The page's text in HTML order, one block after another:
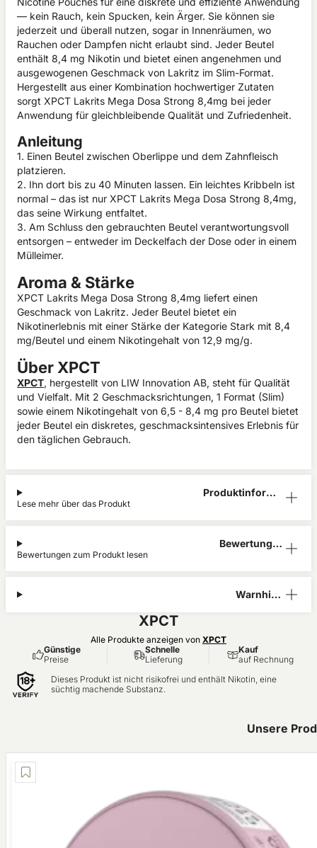
— kein Rauch, kein Spucken, kein Ärger. Sie können sie
jederzeit und überall nutzen, sogar in Innenräumen, wo
Rauchen oder Dampfen nicht erlaubt sind. Jeder Beutel
enthält 8,4 mg Nikotin und bietet einen angenehmen und
ausgewogenen Geschmack von Lakritz im Slim-Format.
Hergestellt aus einer Kombination hochwertiger Zutaten
sorgt XPCT Lakrits Mega Dosa Strong 8,4mg bei jeder
Anwendung für gleichbleibende Qualität und Zufriedenheit.
Anleitung
1. Einen Beutel zwischen Oberlippe und dem Zahnfleisch
platzieren.
2. Ihn dort bis zu 40 Minuten lassen. Ein leichtes Kribbeln ist
normal – das ist nur XPCT Lakrits Mega Dosa Strong 8,4mg,
das seine Wirkung entfaltet.
3. Am Schluss den gebrauchten Beutel verantwortungsvoll
entsorgen – entweder im Deckelfach der Dose oder in einem
Mülleimer.
Aroma & Stärke
XPCT Lakrits Mega Dosa Strong 8,4mg liefert einen
Geschmack von Lakritz. Jeder Beutel bietet ein
Nikotinerlebnis mit einer Stärke der Kategorie Stark mit 8,4
mg/Beutel und einem Nikotingehalt von 12,9 mg/g.
Über XPCT
XPCT, hergestellt von LIW Innovation AB, steht für Qualität
und Vielfalt. Mit 2 Geschmacksrichtungen, 1 Format (Slim)
sowie einem Nikotingehalt von 6,5 - 8,4 mg pro Beutel bietet
jeder Beutel ein diskretes, geschmacksintensives Erlebnis für
den täglichen Gebrauch.
Produktinform
Lese mehr über das Produkt
Bewertunge
Bewertungen zum Produkt lesen
Warnhinw
XPCT
Alle Produkte anzeigen von XPCT
Günstige
Preise
Schnelle
Lieferung
Kauf
auf Rechnung
Dieses Produkt ist nicht risikofrei und enthält Nikotin, eine
süchtig machende Substanz.
Unsere